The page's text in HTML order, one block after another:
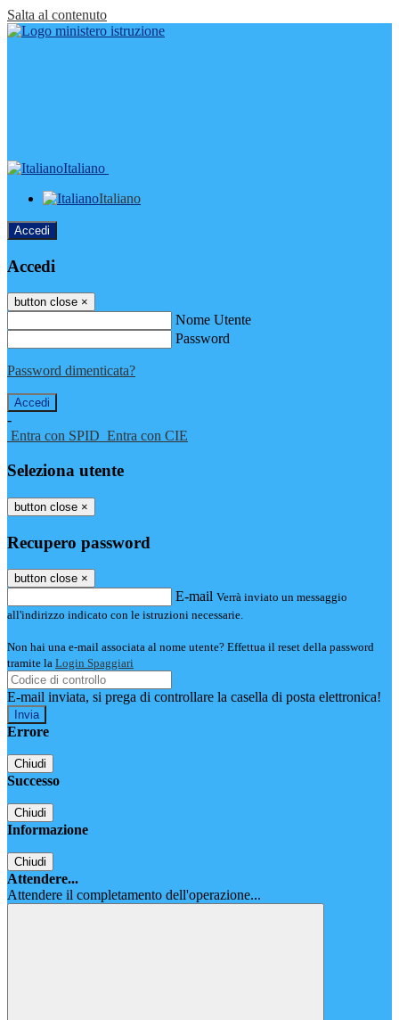
Salta al contenuto
Italiano
Italiano
Accedi
Accedi
button close ×
Nome Utente
Password
Password dimenticata?
-
Entra con SPID Entra con CIE
Seleziona utente
button close ×
Recupero password
button close ×
E-mail Verrà inviato un messaggio
all'indirizzo indicato con le istruzioni necessarie.
Non hai una e-mail associata al nome utente? Effettua il reset della password
tramite la Login Spaggiari
E-mail inviata, si prega di controllare la casella di posta elettronica!
Errore
Chiudi
Successo
Chiudi
Informazione
Chiudi
Attendere...
Attendere il completamento dell'operazione...